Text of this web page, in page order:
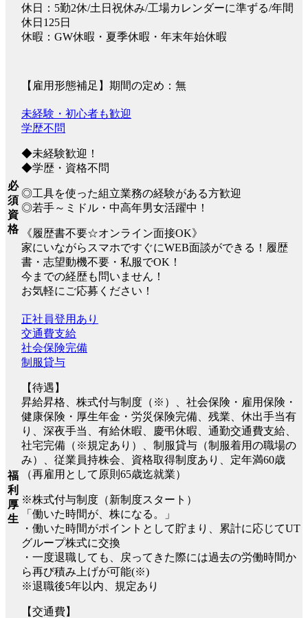
休日：5勤2休/土日祝休み/工場カレンダーに準ずる/年間
休日125日
休暇：GW休暇・夏季休暇・年末年始休暇
【雇用形態補足】期間の定め：無
必
須
資
格
未経験・初心者も歓迎
学歴不問
◆未経験歓迎！
◆学歴・資格不問
◎工具を使った組立業務の経験がある方歓迎
◎若手～ミドル・中高年男女活躍中！
《履歴書不要☆オンライン面接OK》
家にいながらスマホですぐにWEB面談ができる！履歴
書・志望動機不要・私服でOK！
今までの経歴も問いません！
お気軽にご応募ください！
福
利
厚
生
正社員登用あり
交通費支給
社会保険完備
制服貸与
【待遇】
昇給昇格、株式付与制度（※）、社会保険・雇用保険・
健康保険・厚生年金・労災保険完備、残業、休出手当有
り、深夜手当、有給休暇、慶弔休暇、通勤交通費支給、
社宅完備（※規定あり）、制服貸与（制服着用の職場の
み）、従業員持株会、資格取得制度あり、定年満60歳
（再雇用として原則65歳迄就業）
※株式付与制度（新制度スタート）
「働いた時間が、株になる。」
・働いた時間がポイントとして貯まり、累計に応じてUT
グループ株式に交換
・一度退職しても、戻ってきた際には過去の労働時間か
ら再び積み上げが可能(※)
※退職後5年以内、規定あり
【交通費】